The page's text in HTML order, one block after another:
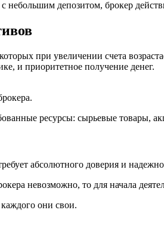
депозитом, брокер
при увеличении счета
и приоритетное получение денег.
ресурсы: сырьевые товары,
абсолютного доверия и
невозможно, то для начала
они свои.